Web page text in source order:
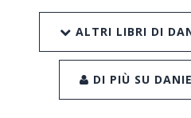
ALTRI LIBRI DI
DI PIÙ SU